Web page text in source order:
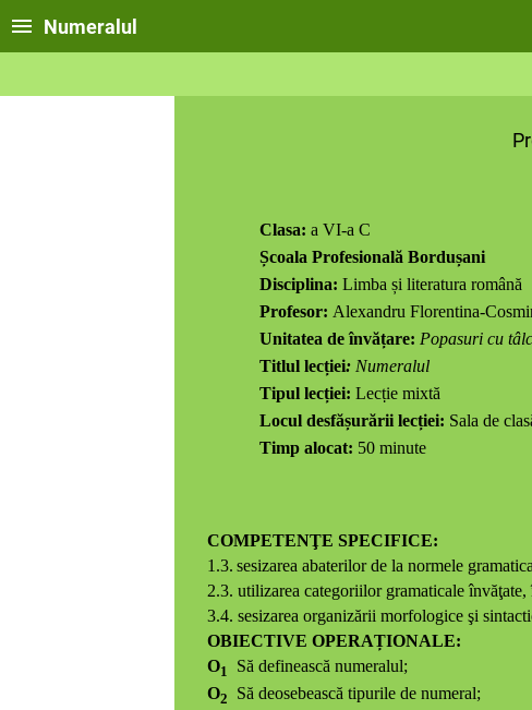
Numeralul
Proiect
Clasa: a VI-a C
Școala Profesională Bordușani
Disciplina: Limba și literatura română
Profesor: Alexandru Florentina-
Unitatea de învățare: Popasuri cu tâlc
Titlul lecției: Numeralul
Tipul lecției: Lecṭie mixtă
Locul desfășurării lecției: Sala de
Timp alocat: 50 minute
COMPETENŢE SPECIFICE:
1.3. sesizarea abaterilor de la normele
2.3. utilizarea categoriilor gramaticale
3.4. sesizarea organizării morfologice şi
OBIECTIVE OPERAȚIONALE:
O1
Să definească numeralul;
O2
Să deosebească tipurile de numeral;